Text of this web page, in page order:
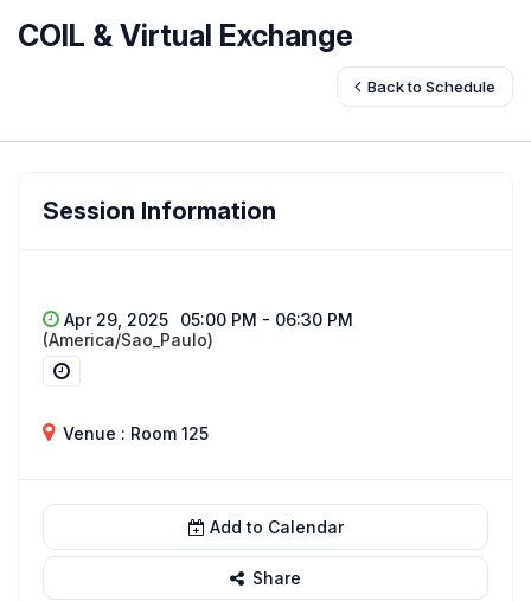
COIL & Virtual Exchange
Back to Schedule
Session Information
Apr 29, 2025
05:00 PM - 06:30 PM
(America/Sao_Paulo)
Venue : Room 125
Add to Calendar
Share